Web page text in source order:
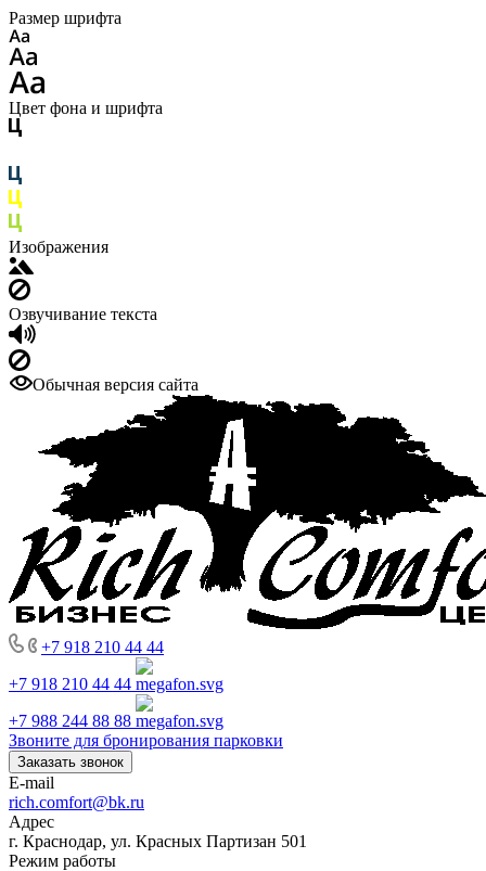
Размер шрифта
Цвет фона и шрифта
Изображения
Озвучивание текста
Обычная версия сайта
+7 918 210 44 44
+7 918 210 44 44
+7 988 244 88 88
Звоните для бронирования парковки
Заказать звонок
E-mail
rich.comfort@bk.ru
Адрес
г. Краснодар, ул. Красных Партизан 501
Режим работы